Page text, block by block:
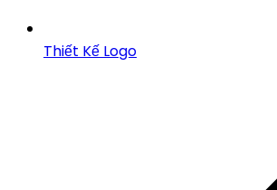
Thiết Kế Logo